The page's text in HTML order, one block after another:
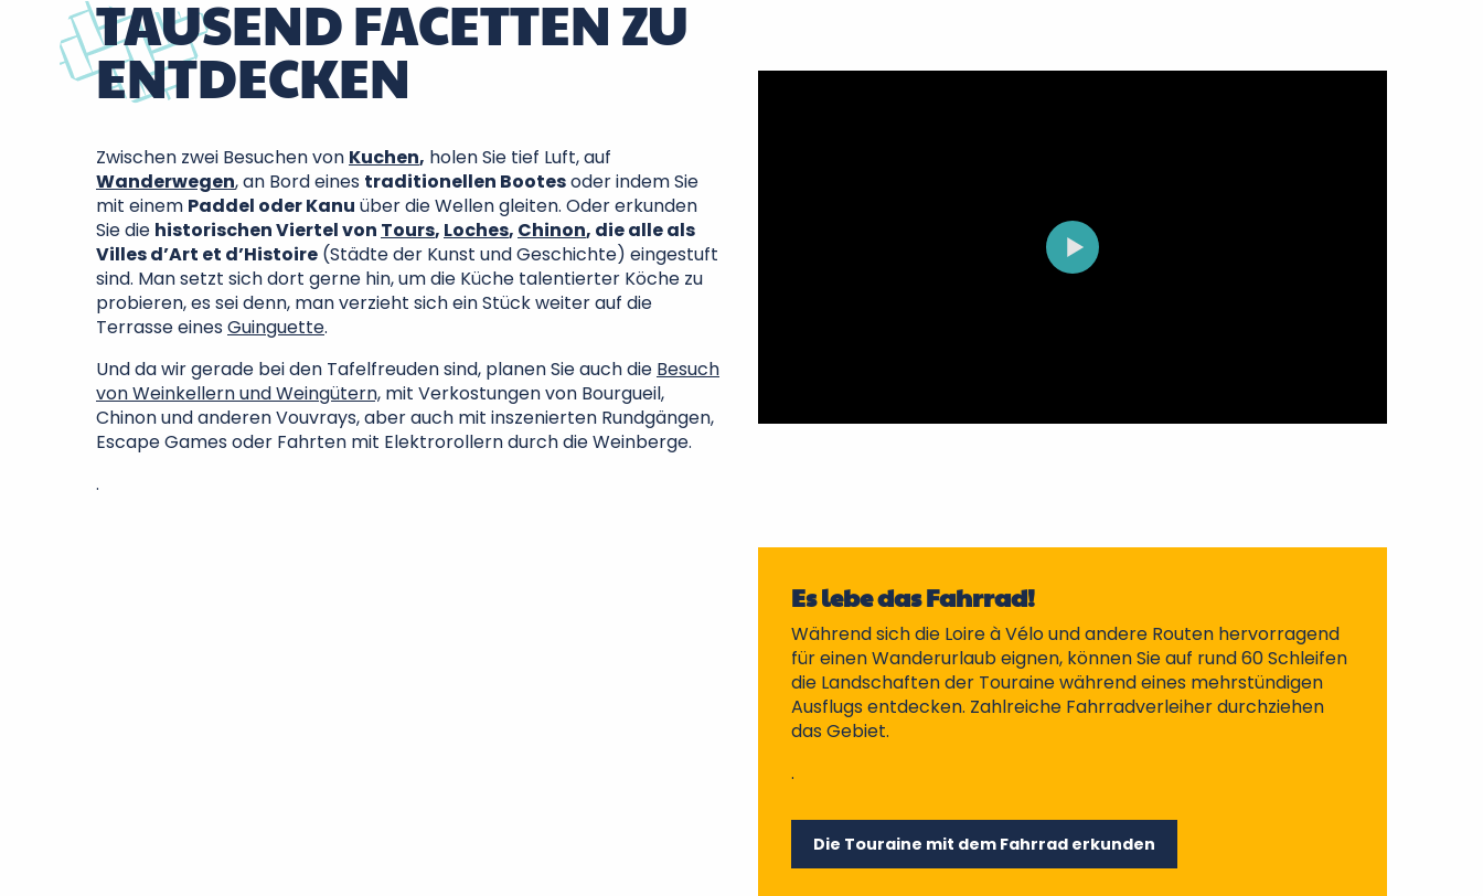
TAUSEND FACETTEN ZU
ENTDECKEN
Zwischen zwei Besuchen von Kuchen, holen Sie tief Luft, auf
Wanderwegen, an Bord eines traditionellen Bootesoder indem Sie
mit einem Paddel oder Kanu über die Wellen gleiten. Oder erkunden
Sie die historischen Viertel von Tours, Loches, Chinon, die alle als
Villes d’Art et d’Histoire (Städte der Kunst und Geschichte) eingestuft
sind. Man setzt sich dort gerne hin, um die Küche talentierter Köche zu
probieren, es sei denn, man verzieht sich ein Stück weiter auf die
Terrasse einesGuinguette.
Und da wir gerade bei den Tafelfreuden sind, planen Sie auch die Besuch
von Weinkellern und Weingütern, mit Verkostungen von Bourgueil,
Chinon und anderen Vouvrays, aber auch mit inszenierten Rundgängen,
Escape Games oder Fahrten mit Elektrorollern durch die Weinberge.
.
Es lebe das Fahrrad!
Während sich die Loire à Vélo und andere Routen hervorragend
für einen Wanderurlaub eignen, können Sie auf rund 60 Schleifen
die Landschaften der Touraine während eines mehrstündigen
Ausflugs entdecken. Zahlreiche Fahrradverleiher durchziehen
das Gebiet.
.
Die Touraine mit dem Fahrrad erkunden